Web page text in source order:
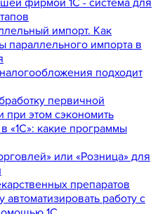
фирмой 1C - система для
импорт. Как
параллельного импорта в
подходит
первичной
при этом сэкономить
«1С»: какие программы
или «Розница» для
препаратов
автоматизировать работу с